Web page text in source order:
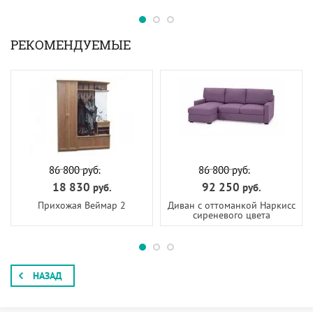
РЕКОМЕНДУЕМЫЕ
86 800руб.
18 830 руб.
Прихожая Веймар 2
86 800руб.
92 250 руб.
Диван с оттоманкой Наркисс
сиреневого цвета
НАЗАД